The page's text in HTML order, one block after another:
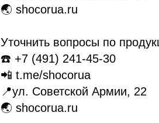
🌏 shocorua.ru
Уточнить вопросы по
☎️ +7 (491) 241-45-30
📲 t.me/shocorua
📍ул. Советской Армии, 22
🌏 shocorua.ru